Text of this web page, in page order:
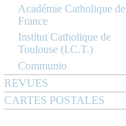
Académie Catholique de
France
Institut Catholique de
Toulouse (I.C.T.)
Communio
REVUES
CARTES POSTALES